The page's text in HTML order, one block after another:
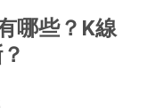
哪些？K線